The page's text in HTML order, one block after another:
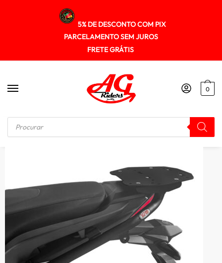
5% DE DESCONTO COM PIX
PARCELAMENTO SEM JUROS
FRETE GRÁTIS
0
Início / SUPORTE DE BAU Suporte Baú Superior Honda Nc750x 2022+ Spto607 Scam